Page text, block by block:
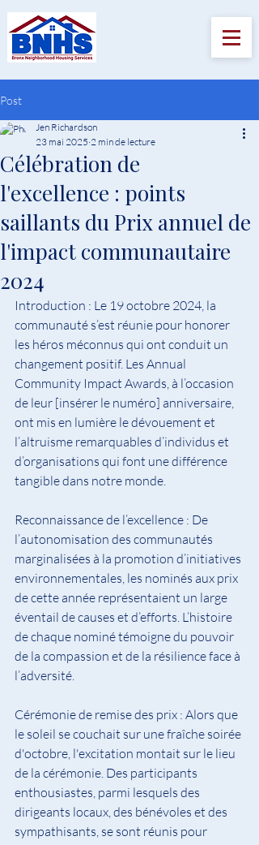
Post
Célébration de
l'excellence : points
saillants du Prix annuel de
l'impact communautaire
2024
Jen Richardson
23 mai 2025 2 min de lecture
Introduction : Le 19 octobre 2024, la
communauté s’est réunie pour honorer
les héros méconnus qui ont conduit un
changement positif. Les Annual
Community Impact Awards, à l’occasion
de leur [insérer le numéro] anniversaire,
ont mis en lumière le dévouement et
l’altruisme remarquables d’individus et
d’organisations qui font une différence
tangible dans notre monde.
Reconnaissance de l’excellence : De
l’autonomisation des communautés
marginalisées à la promotion d’initiatives
environnementales, les nominés aux prix
de cette année représentaient un large
éventail de causes et d’efforts. L’histoire
de chaque nominé témoigne du pouvoir
de la compassion et de la résilience face à
l’adversité.
Cérémonie de remise des prix : Alors que
le soleil se couchait sur une fraîche soirée
d'octobre, l'excitation montait sur le lieu
de la cérémonie. Des participants
enthousiastes, parmi lesquels des
dirigeants locaux, des bénévoles et des
sympathisants, se sont réunis pour